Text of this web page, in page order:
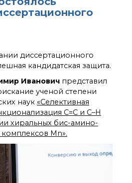
диссертационного
кандидатская защита.
Иванович представил
ученой степени
наук «Селективная
C=C и C–H
хиральных бис-амино-
Mn».